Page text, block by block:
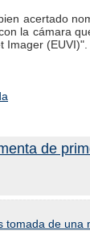
acertado
la cámara
Imager (EUVI)".
de
tomada de una